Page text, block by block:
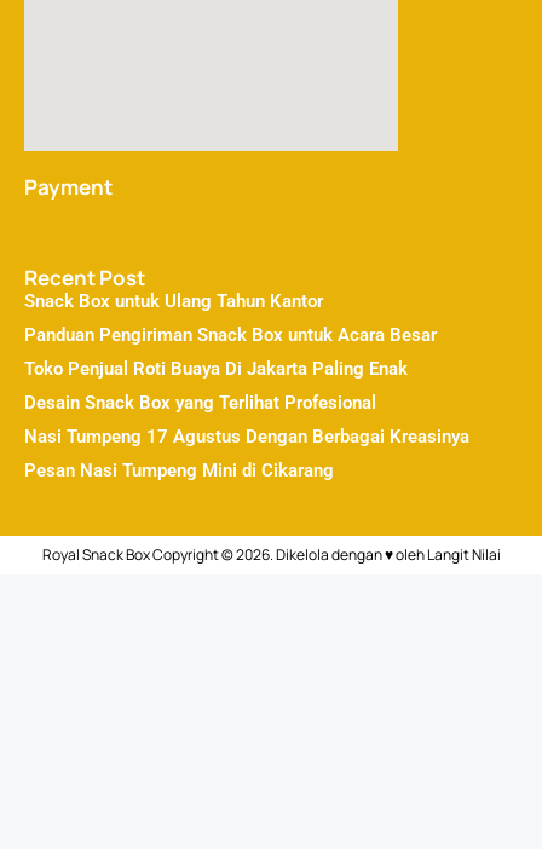
Payment
Recent Post
Snack Box untuk Ulang Tahun Kantor
Panduan Pengiriman Snack Box untuk Acara Besar
Toko Penjual Roti Buaya Di Jakarta Paling Enak
Desain Snack Box yang Terlihat Profesional
Nasi Tumpeng 17 Agustus Dengan Berbagai Kreasinya
Pesan Nasi Tumpeng Mini di Cikarang
Royal Snack Box Copyright © 2026. Dikelola dengan ♥ olehLangit Nilai